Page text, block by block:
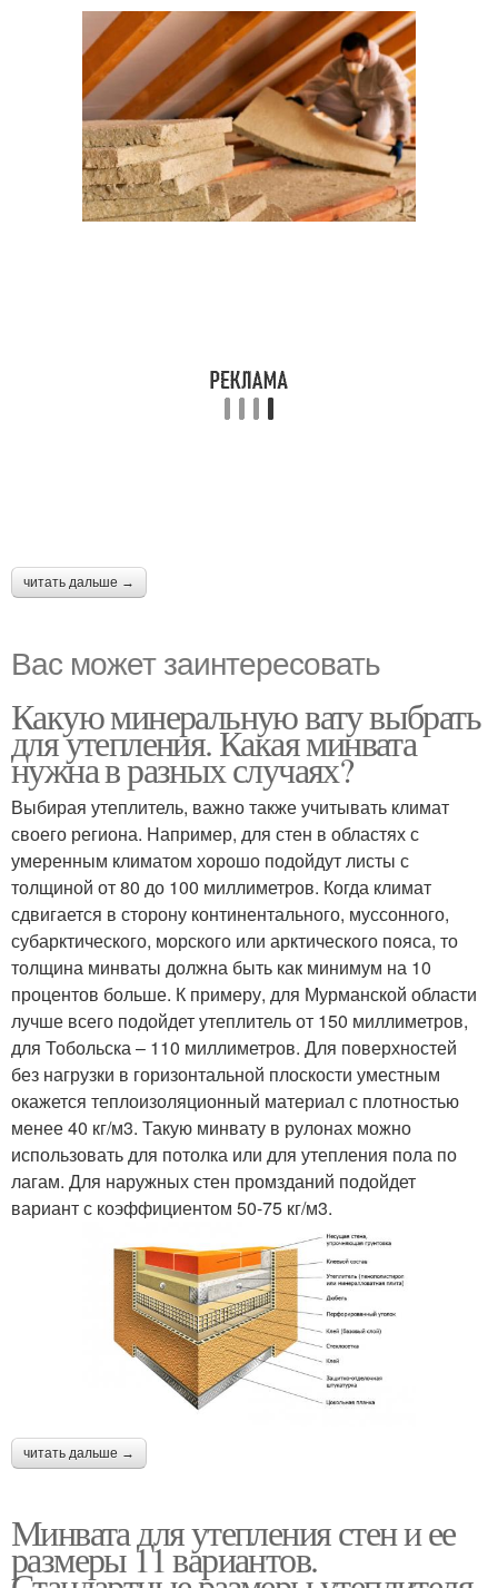
читать дальше →
Вас может заинтересовать
Какую минеральную вату выбрать
для утепления. Какая минвата
нужна в разных случаях?
Выбирая утеплитель, важно также учитывать климат
своего региона. Например, для стен в областях с
умеренным климатом хорошо подойдут листы с
толщиной от 80 до 100 миллиметров. Когда климат
сдвигается в сторону континентального, муссонного,
субарктического, морского или арктического пояса, то
толщина минваты должна быть как минимум на 10
процентов больше. К примеру, для Мурманской области
лучше всего подойдет утеплитель от 150 миллиметров,
для Тобольска – 110 миллиметров. Для поверхностей
без нагрузки в горизонтальной плоскости уместным
окажется теплоизоляционный материал с плотностью
менее 40 кг/м3. Такую минвату в рулонах можно
использовать для потолка или для утепления пола по
лагам. Для наружных стен промзданий подойдет
вариант с коэффициентом 50-75 кг/м3.
читать дальше →
Минвата для утепления стен и ее
размеры 11 вариантов.